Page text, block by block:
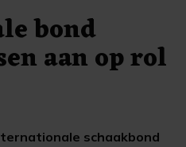
bond
aan op rol
schaakbond